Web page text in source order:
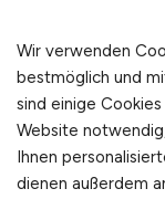
vor 6 Tagen
Metelen
Wir verwenden
bestmöglich und
sind einige
Website
Ihnen
dienen außerdem